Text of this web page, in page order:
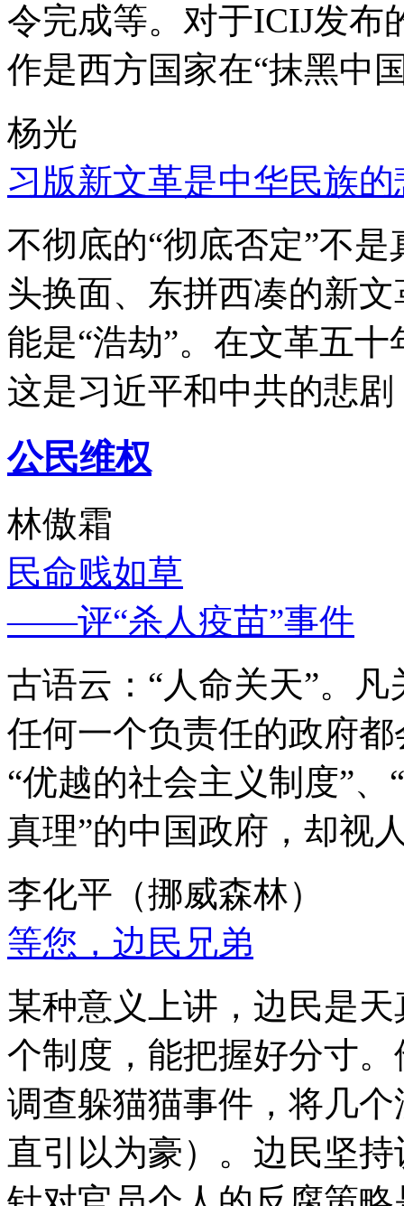
令完成等。对于ICIJ发布
作是西方国家在“抹黑中
杨光
习版新文革是中华民族的
不彻底的“彻底否定”不
头换面、东拼西凑的新
能是“浩劫”。在文革五
这是习近平和中共的悲
公民维权
林傲霜
民命贱如草
——评“杀人疫苗”事件
古语云：“人命关天”。
任何一个负责任的政府
“优越的社会主义制度”
真理”的中国政府，却视
李化平（挪威森林）
等您，边民兄弟
某种意义上讲，边民是
个制度，能把握好分寸
调查躲猫猫事件，将几
直引以为豪）。边民坚